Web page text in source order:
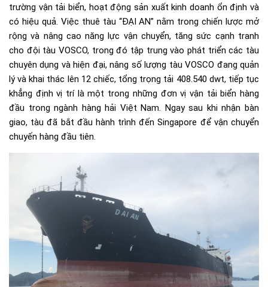
trường vận tải biển, hoạt động sản xuất kinh doanh ổn định và
có hiệu quả. Việc thuê tàu “ĐẠI AN” nằm trong chiến lược mở
rộng và nâng cao năng lực vận chuyển, tăng sức cạnh tranh
cho đội tàu VOSCO, trong đó tập trung vào phát triển các tàu
chuyên dụng và hiện đại, nâng số lượng tàu VOSCO đang quản
lý và khai thác lên 12 chiếc, tổng trọng tải 408.540 dwt, tiếp tục
khẳng định vị trí là một trong những đơn vị vận tải biển hàng
đầu trong ngành hàng hải Việt Nam. Ngay sau khi nhận bàn
giao, tàu đã bắt đầu hành trình đến Singapore để vận chuyển
chuyến hàng đầu tiên.